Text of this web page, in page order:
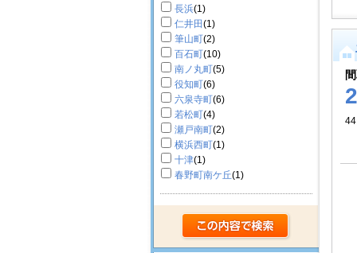
長浜(1)
仁井田(1)
筆山町(2)
百石町(10)
南ノ丸町(5)
役知町(6)
六泉寺町(6)
若松町(4)
瀬戸南町(2)
横浜西町(1)
十津(1)
春野町南ケ丘(1)